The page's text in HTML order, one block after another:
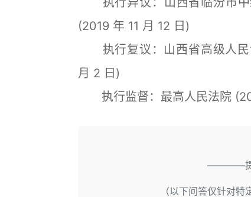
(2019 年 11 月 12 日)
执行复议：山西省高级人民
月 2 日)
执行监督：最高人民法院
————提
（以下问答仅针对特